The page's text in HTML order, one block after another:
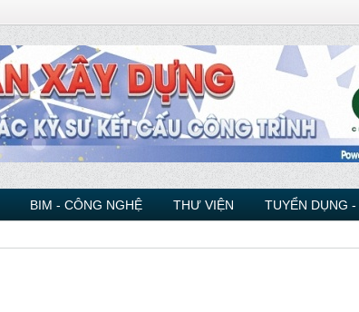
BIM - CÔNG NGHỆ THƯ VIỆN TUYỂN DỤNG